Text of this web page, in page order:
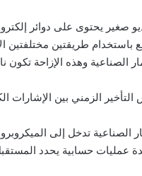
الصناعية وهذه الإزاحة تكون
التأخير الزمني بين الإشارات
الصناعية تدخل إلى
عمليات حسابية يحدد